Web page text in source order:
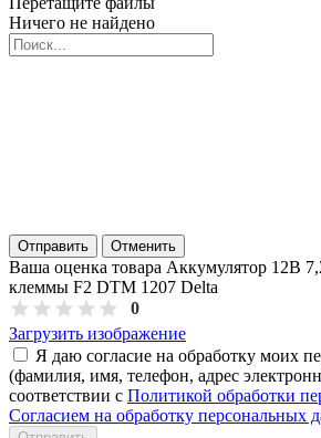
Ничего не найдено
Отправить Отменить
Ваша оценка товара Аккумулятор 12В
клеммы F2 DTM 1207 Delta
0
Загрузить изображение
Я даю согласие на обработку моих
(фамилия, имя, телефон, адрес
соответствии с Политикой обработки
Согласием на обработку персональных